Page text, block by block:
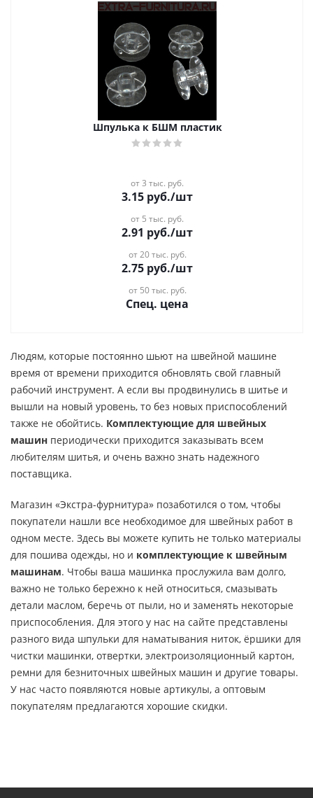
Шпулька к БШМ пластик
от 3 тыс. руб.
3.15 руб./шт
от 5 тыс. руб.
2.91 руб./шт
от 20 тыс. руб.
2.75 руб./шт
от 50 тыс. руб.
Спец. цена
Людям, которые постоянно шьют на швейной машине
время от времени приходится обновлять свой главный
рабочий инструмент. А если вы продвинулись в шитье и
вышли на новый уровень, то без новых приспособлений
также не обойтись. Комплектующие для швейных
машин периодически приходится заказывать всем
любителям шитья, и очень важно знать надежного
поставщика.
Магазин «Экстра-фурнитура» позаботился о том, чтобы
покупатели нашли все необходимое для швейных работ в
одном месте. Здесь вы можете купить не только материалы
для пошива одежды, но и комплектующие к швейным
машинам. Чтобы ваша машинка прослужила вам долго,
важно не только бережно к ней относиться, смазывать
детали маслом, беречь от пыли, но и заменять некоторые
приспособления. Для этого у нас на сайте представлены
разного вида шпульки для наматывания ниток, ёршики для
чистки машинки, отвертки, электроизоляционный картон,
ремни для безниточных швейных машин и другие товары.
У нас часто появляются новые артикулы, а оптовым
покупателям предлагаются хорошие скидки.